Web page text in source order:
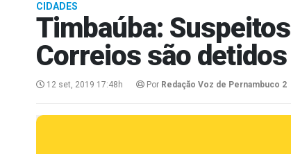
CIDADES
Timbaúba:
Correios são
12 set, 2019 17:48h Por Redação Voz de Pernambuco 2